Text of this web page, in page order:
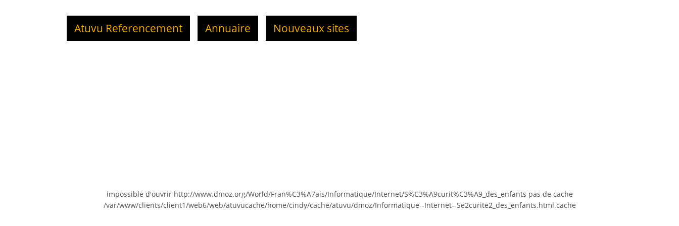
Atuvu Referencement Annuaire Nouveaux sites
impossible d'ouvrir http://www.dmoz.org/World/Fran%C3%A7ais/Informatique/Internet/S%C3%A9curit%C3%A9_des_enfants pas de cache
/var/www/clients/client1/web6/web/atuvucache/home/cindy/cache/atuvu/dmoz/Informatique--Internet--Se2curite2_des_enfants.html.cache